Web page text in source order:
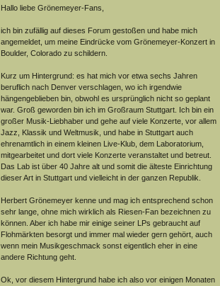
Hallo liebe Grönemeyer-Fans,
ich bin zufällig auf dieses Forum gestoßen und habe mich
angemeldet, um meine Eindrücke vom Grönemeyer-Konzert in
Boulder, Colorado zu schildern.
Kurz um Hintergrund: es hat mich vor etwa sechs Jahren
beruflich nach Denver verschlagen, wo ich irgendwie
hängengeblieben bin, obwohl es ursprünglich nicht so geplant
war. Groß geworden bin ich im Großraum Stuttgart. Ich bin ein
großer Musik-Liebhaber und gehe auf viele Konzerte, vor allem
Jazz, Klassik und Weltmusik, und habe in Stuttgart auch
ehrenamtlich in einem kleinen Live-Klub, dem Laboratorium,
mitgearbeitet und dort viele Konzerte veranstaltet und betreut.
Das Lab ist über 40 Jahre alt und somit die älteste Einrichtung
dieser Art in Stuttgart und vielleicht in der ganzen Republik.
Herbert Grönemeyer kenne und mag ich entsprechend schon
sehr lange, ohne mich wirklich als Riesen-Fan bezeichnen zu
können. Aber ich habe mir einige seiner LPs gebraucht auf
Flohmärkten besorgt und immer mal wieder gern gehört, auch
wenn mein Musikgeschmack sonst eigentlich eher in eine
andere Richtung geht.
Ok, vor diesem Hintergrund habe ich also vor einigen Monaten